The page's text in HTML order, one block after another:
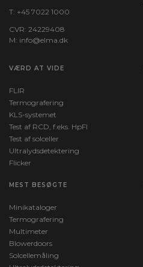
T: +45 7022 1000
CVR: 24229408
M: info@elma.dk
VÆRD AT VIDE
FLIR
Termografering
KLS-systemet
Test af RCD, f.eks. HpFI
Test af solceller
Ultralydsdetektering
Flicker
MEST BESØGTE
Minikataloger
Termografering
Multimeter
Blowerdoors
Solcellemåling